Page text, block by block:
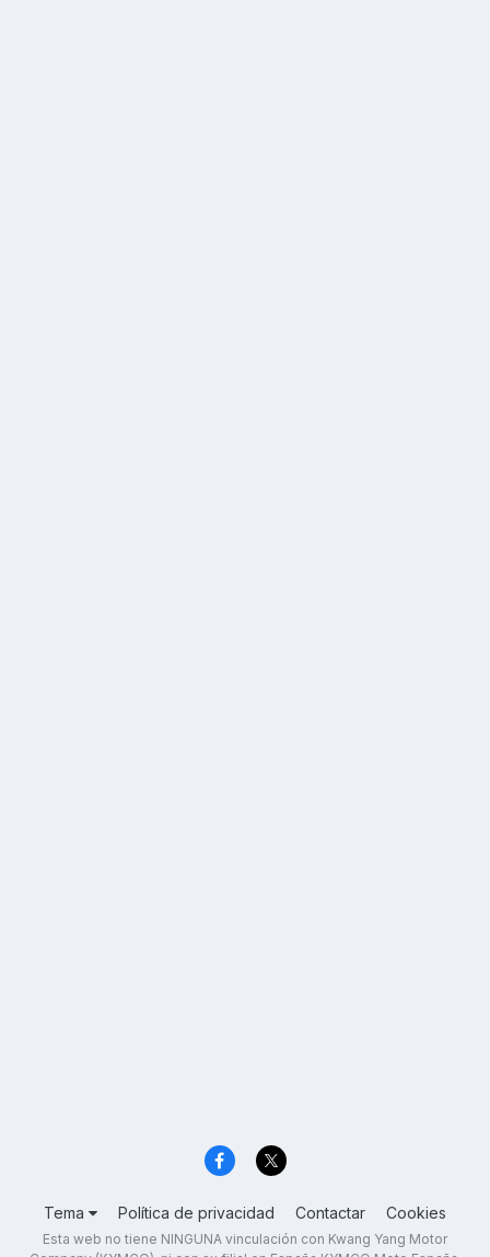
Tema Política de privacidad Contactar Cookies
Esta web no tiene NINGUNA vinculación con Kwang Yang Motor